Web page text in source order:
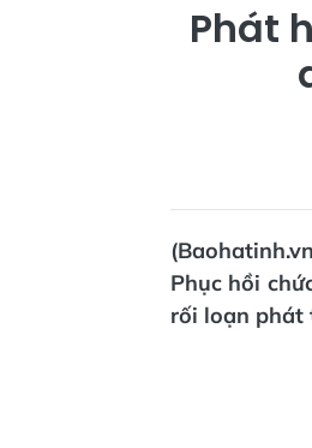
Phát
Phục hồi
rối loạn phát